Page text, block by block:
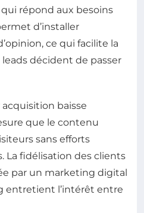
répond aux besoins
d’installer
ce qui facilite la
décident de passer
acquisition baisse
que le contenu
sans efforts
La fidélisation des clients
par un marketing digital
entretient l’intérêt entre